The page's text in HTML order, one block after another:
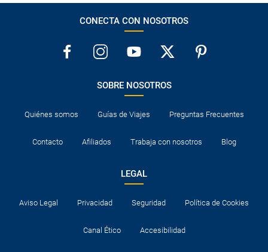
CONECTA CON NOSOTROS
SOBRE NOSOTROS
Quiénes somos Guías de Viajes Preguntas Frecuentes
Contacto Afiliados Trabaja con nosotros Blog
LEGAL
Aviso Legal Privacidad Seguridad Política de Cookies
Canal Ético Accesibilidad